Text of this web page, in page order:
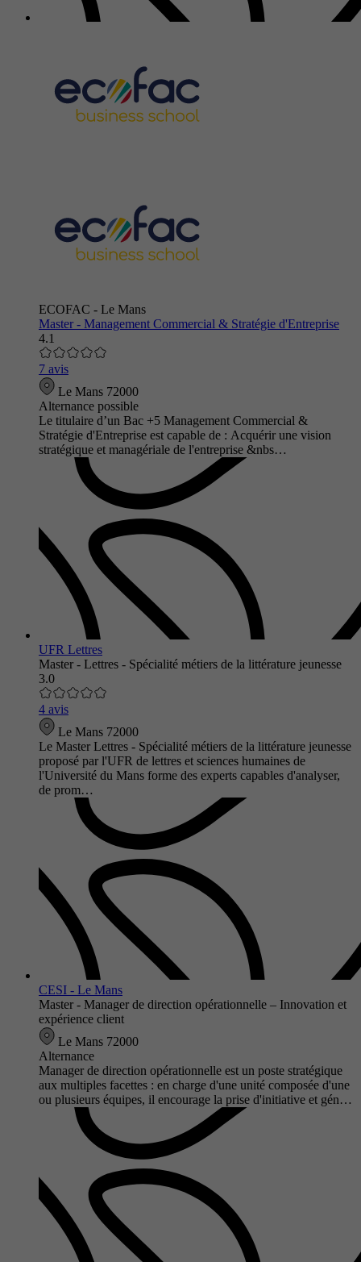
ECOFAC - Le Mans
Master - Management Commercial & Stratégie d'Entreprise
4.1
7 avis
Le Mans 72000
Alternance possible
Le titulaire d’un Bac +5 Management Commercial &
Stratégie d'Entreprise est capable de : Acquérir une vision
stratégique et managériale de l'entreprise &nbs…
UFR Lettres
Master - Lettres - Spécialité métiers de la littérature jeunesse
3.0
4 avis
Le Mans 72000
Le Master Lettres - Spécialité métiers de la littérature jeunesse
proposé par l'UFR de lettres et sciences humaines de
l'Université du Mans forme des experts capables d'analyser,
de prom…
CESI - Le Mans
Master - Manager de direction opérationnelle – Innovation et
expérience client
Le Mans 72000
Alternance
Manager de direction opérationnelle est un poste stratégique
aux multiples facettes : en charge d'une unité composée d'une
ou plusieurs équipes, il encourage la prise d'initiative et gén…